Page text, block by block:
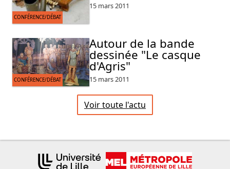
CONFÉRENCE/DÉBAT
15 mars 2011
CONFÉRENCE/DÉBAT
Autour de la bande
dessinée "Le casque
d'Agris"
15 mars 2011
Voir toute l'actu